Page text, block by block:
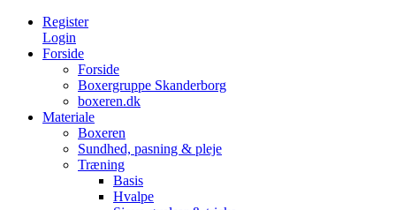
Register
Login
Forside
Forside
Boxergruppe Skanderborg
boxeren.dk
Materiale
Boxeren
Sundhed, pasning & pleje
Træning
Basis
Hvalpe